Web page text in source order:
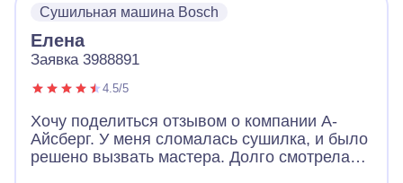
осталась очень довольна. Теперь вся
техника работает! Работа сервиса очень
понравилась! Большое спасибо!
Сушильная машина Bosch
Елена
Заявка 3988891
4.5/5
Хочу поделиться отзывом о компании А-
Айсберг. У меня сломалась сушилка, и было
решено вызвать мастера. Долго смотрела